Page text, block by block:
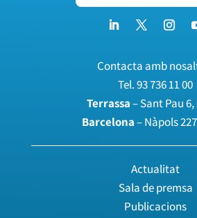
Contacta amb
Tel.93 736 11 00
Terrassa– Sant Pau 6,
Barcelona– Nàpols
Actualitat
Sala de premsa
Publicacions